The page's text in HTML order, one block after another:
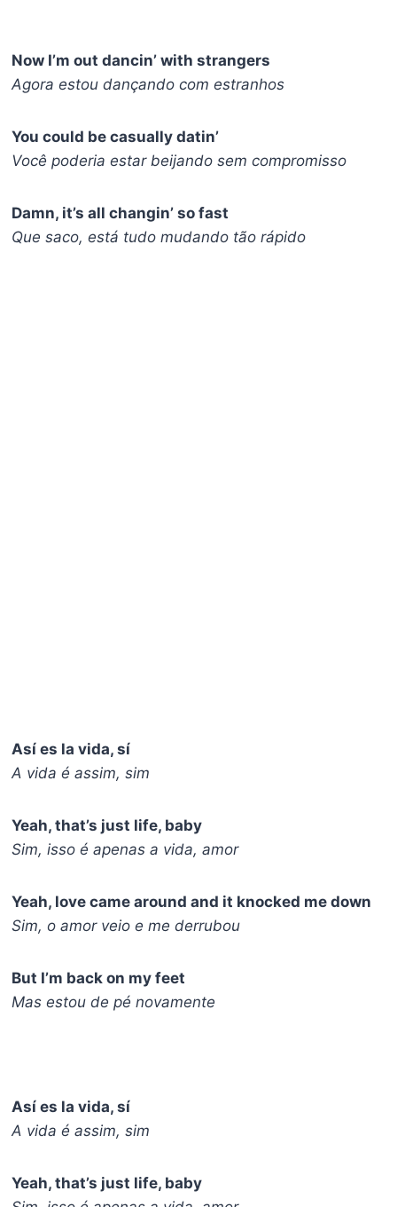
Now I’m out dancin’ with strangers
Agora estou dançando com estranhos
You could be casually datin’
Você poderia estar beijando sem compromisso
Damn, it’s all changin’ so fast
Que saco, está tudo mudando tão rápido
Así es la vida, sí
A vida é assim, sim
Yeah, that’s just life, baby
Sim, isso é apenas a vida, amor
Yeah, love came around and it knocked me down
Sim, o amor veio e me derrubou
But I’m back on my feet
Mas estou de pé novamente
Así es la vida, sí
A vida é assim, sim
Yeah, that’s just life, baby